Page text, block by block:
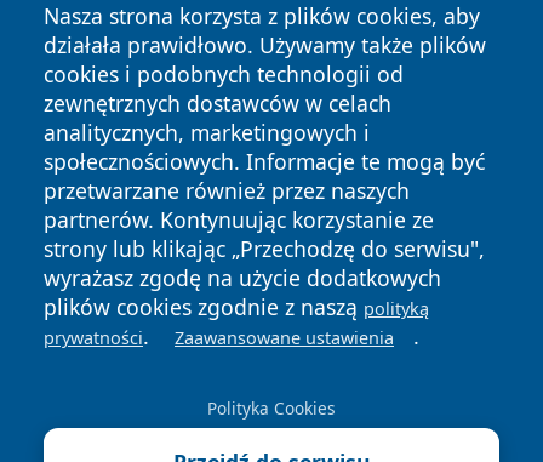
Nasza strona korzysta z plików cookies, aby
działała prawidłowo. Używamy także plików
cookies i podobnych technologii od
zewnętrznych dostawców w celach
analitycznych, marketingowych i
społecznościowych. Informacje te mogą być
przetwarzane również przez naszych
partnerów. Kontynuując korzystanie ze
strony lub klikając „Przechodzę do serwisu",
wyrażasz zgodę na użycie dodatkowych
plików cookies zgodnie z naszą polityką
prywatności. Zaawansowane ustawienia .
Polityka Cookies
Copyright © 2026 lubliniec360.pl Wszystkie prawa
zastrzeżone.
News Autorzy
Polityka
Prywatności
Polityka
Cookies